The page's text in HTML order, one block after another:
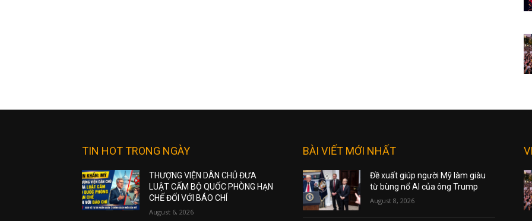
TIN HOT TRONG NGÀY
THƯỢNG VIỆN DÂN CHỦ ĐƯA
LUẬT CẤM BỘ QUỐC PHÒNG HẠN
CHẾ ĐỐI VỚI BÁO CHÍ
August 6, 2026
BÀI VIẾT MỚI NHẤT
Đề xuất giúp người Mỹ làm giàu
từ bùng nổ AI của ông Trump
August 8, 2026